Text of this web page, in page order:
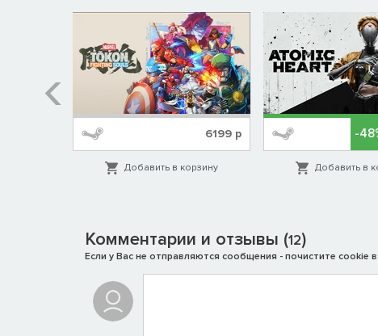
6199 р
Добавить в корзину
-
Добавить в
Комментарии и отзывы (12)
Если у Вас не отправляются сообщения - почистите cookie